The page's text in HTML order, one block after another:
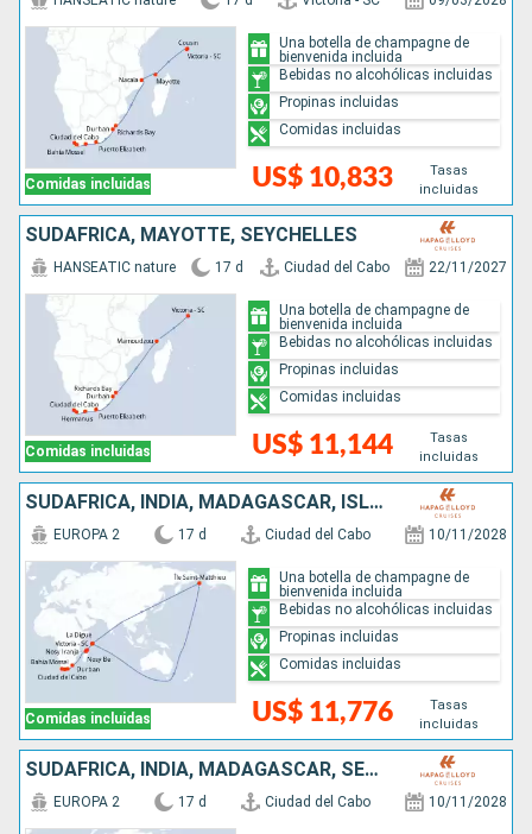
Comidas incluidas US$ 10,833
Tasas
incluidas
Una botella de champagne de
bienvenida incluida
Bebidas no alcohólicas incluidas
Propinas incluidas
Comidas incluidas
SUDAFRICA, MAYOTTE, SEYCHELLES
Comidas incluidas
HANSEATIC nature 17 d Ciudad del Cabo 22/11/2027
US$ 11,144
Tasas
incluidas
Una botella de champagne de
bienvenida incluida
Bebidas no alcohólicas incluidas
Propinas incluidas
Comidas incluidas
SUDAFRICA, INDIA, MADAGASCAR, ISLANDIA, SEYCHELLES
Comidas incluidas
EUROPA 2 17 d Ciudad del Cabo 10/11/2028
US$ 11,776
Tasas
incluidas
Una botella de champagne de
bienvenida incluida
Bebidas no alcohólicas incluidas
Propinas incluidas
Comidas incluidas
SUDAFRICA, INDIA, MADAGASCAR, SEYCHELLES, ISLANDIA
EUROPA 2 17 d Ciudad del Cabo 10/11/2028